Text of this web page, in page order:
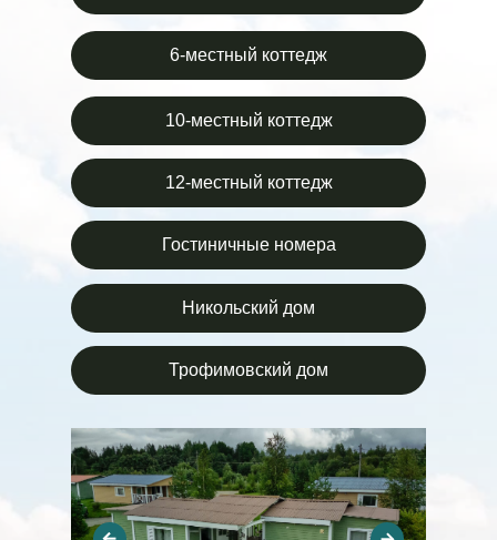
6-местный коттедж
10-местный коттедж
12-местный коттедж
Гостиничные номера
Никольский дом
Трофимовский дом